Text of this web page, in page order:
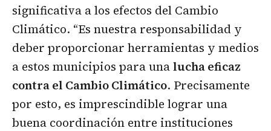
significativa a los efectos del Cambio
Climático. “Es nuestra responsabilidad y
deber proporcionar herramientas y medios
a estos municipios para unalucha eficaz
contra el Cambio Climático. Precisamente
por esto, es imprescindible lograr una
buena coordinación entre instituciones